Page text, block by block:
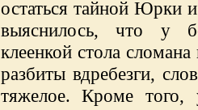
остаться тайной Юрки
выяснилось, что у
клеенкой стола
разбиты вдребезги,
тяжелое. Кроме